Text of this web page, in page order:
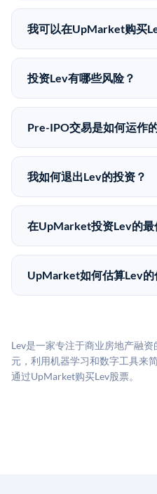
Lev没有公开股价，因为它
股价来自其最近一轮融资。
同。
我可以在UpMarket购买
可以。合格投资者可以通
upmarket.co创建账户来表
50,000美元。UpMarket是
自2019年以来已经纪超过5
投资Lev有哪些风险？
Pre-IPO投资存在重大风险
着没有公开市场可以快速出
能全部损失的准备。私有
能大幅波动。投资者应在
Pre-IPO交易是如何运作
在Pre-IPO交易中，合格投
股东（如员工、早期投资者
为FINRA注册的经纪交易
理合规、文件和结算事宜。
我如何退出Lev的投资？
Pre-IPO持股主要有两种退
售给其他买家，或持有直到
市场条件。任何退出的时
做好多年持有的准备。
在UpMarket投资Lev的最
UpMarket上大多数Pre-
50,000美元。具体金额可
UpMarket如何估算Lev的
司可比倍数应用私有公司
息不对称。此估值不构成投
Lev是一家专注于商业房地产融
元，利用机器学习和数字工具来
通过UpMarket购买Lev股票。